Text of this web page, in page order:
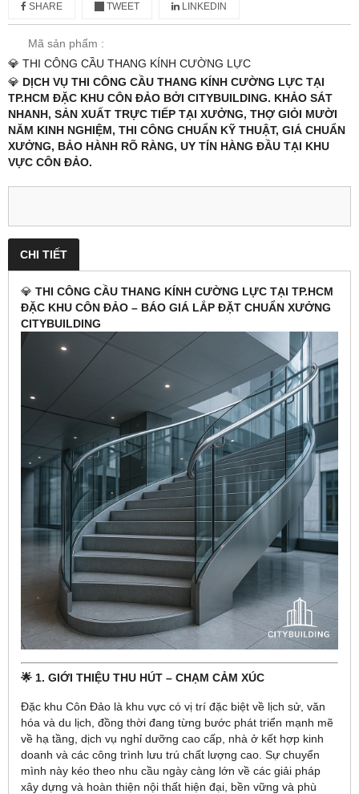
SHARE TWEET LINKEDIN
Mã sản phẩm :
💎 THI CÔNG CẦU THANG KÍNH CƯỜNG LỰC
💎 DỊCH VỤ THI CÔNG CẦU THANG KÍNH CƯỜNG LỰC TẠI
TP.HCM ĐẶC KHU CÔN ĐẢO BỞI CITYBUILDING. KHẢO SÁT
NHANH, SẢN XUẤT TRỰC TIẾP TẠI XƯỞNG, THỢ GIỎI MƯỜI
NĂM KINH NGHIỆM, THI CÔNG CHUẨN KỸ THUẬT, GIÁ CHUẨN
XƯỞNG, BẢO HÀNH RÕ RÀNG, UY TÍN HÀNG ĐẦU TẠI KHU
VỰC CÔN ĐẢO.
CHI TIẾT
💎 THI CÔNG CẦU THANG KÍNH CƯỜNG LỰC TẠI TP.HCM
ĐẶC KHU CÔN ĐẢO – BÁO GIÁ LẮP ĐẶT CHUẨN XƯỞNG
CITYBUILDING
🌟 1. GIỚI THIỆU THU HÚT – CHẠM CẢM XÚC
Đặc khu Côn Đảo là khu vực có vị trí đặc biệt về lịch sử, văn
hóa và du lịch, đồng thời đang từng bước phát triển mạnh mẽ
về hạ tầng, dịch vụ nghỉ dưỡng cao cấp, nhà ở kết hợp kinh
doanh và các công trình lưu trú chất lượng cao. Sự chuyển
mình này kéo theo nhu cầu ngày càng lớn về các giải pháp
xây dựng và hoàn thiện nội thất hiện đại, bền vững và phù